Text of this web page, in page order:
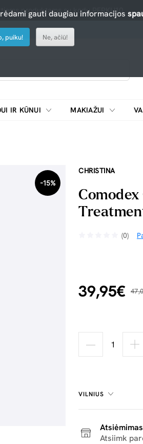
produktams su kodu PERKU10
IR KŪNUI MAKIAŽUI
-15%
CHRISTINA
(0)
39,95€
VILNIUS
Atsiimk
gauti daugiau informacijos
puiku! Ne, ačiū!